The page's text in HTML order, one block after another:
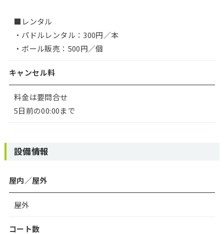
■レンタル
・パドルレンタル：300円／本
・ボール販売：500円／個
キャンセル料
料金は要問合せ
5日前の00:00まで
設備情報
屋内／屋外
屋外
コート数